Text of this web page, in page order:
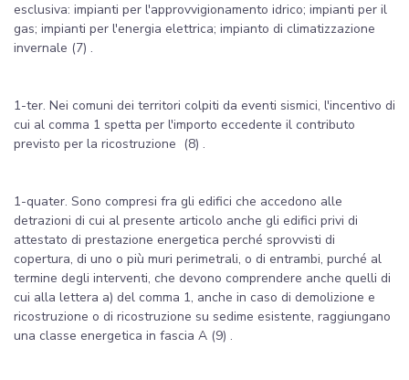
esclusiva: impianti per l'approvvigionamento idrico; impianti per il
gas; impianti per l'energia elettrica; impianto di climatizzazione
invernale (7) .
1-ter. Nei comuni dei territori colpiti da eventi sismici, l'incentivo di
cui al comma 1 spetta per l'importo eccedente il contributo
previsto per la ricostruzione (8) .
1-quater. Sono compresi fra gli edifici che accedono alle
detrazioni di cui al presente articolo anche gli edifici privi di
attestato di prestazione energetica perché sprovvisti di
copertura, di uno o più muri perimetrali, o di entrambi, purché al
termine degli interventi, che devono comprendere anche quelli di
cui alla lettera a) del comma 1, anche in caso di demolizione e
ricostruzione o di ricostruzione su sedime esistente, raggiungano
una classe energetica in fascia A (9) .